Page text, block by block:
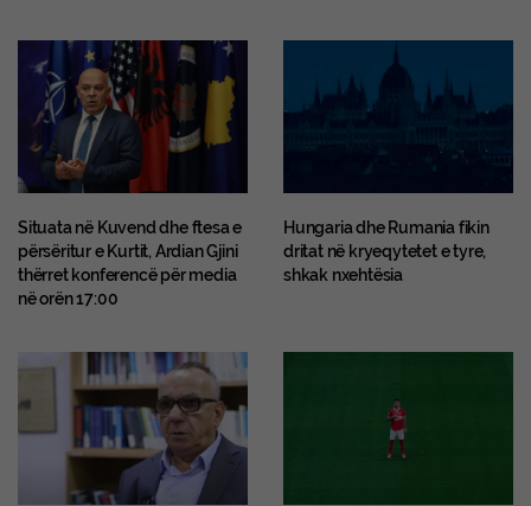
Situata në Kuvend dhe ftesa e
përsëritur e Kurtit, Ardian Gjini
thërret konferencë për media
në orën 17:00
Hungaria dhe Rumania fikin
dritat në kryeqytetet e tyre,
shkak nxehtësia